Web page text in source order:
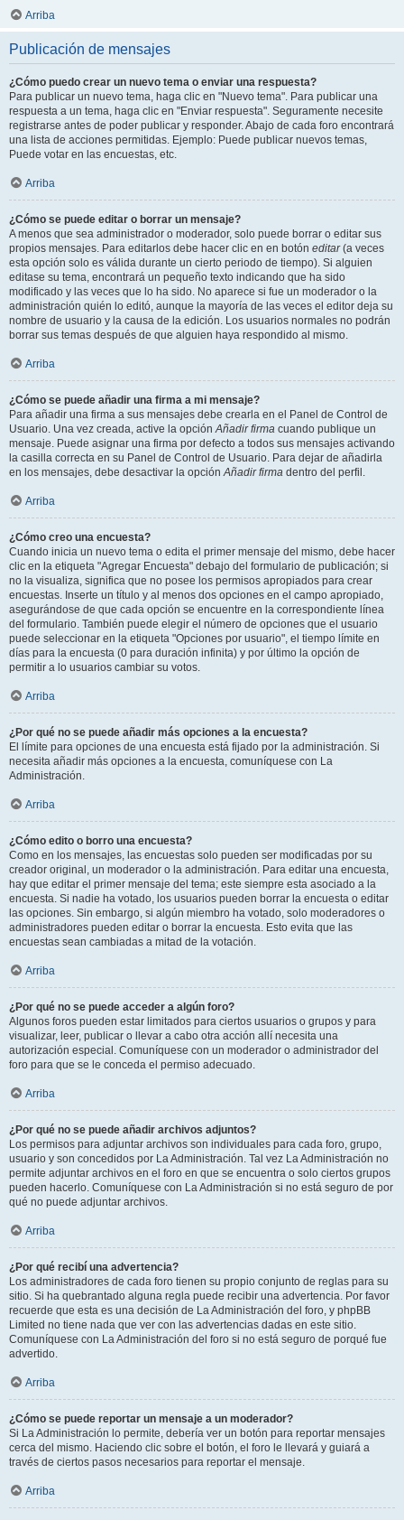
Arriba
Publicación de mensajes
¿Cómo puedo crear un nuevo tema o enviar una respuesta?
Para publicar un nuevo tema, haga clic en "Nuevo tema". Para publicar una
respuesta a un tema, haga clic en "Enviar respuesta". Seguramente necesite
registrarse antes de poder publicar y responder. Abajo de cada foro encontrará
una lista de acciones permitidas. Ejemplo: Puede publicar nuevos temas,
Puede votar en las encuestas, etc.
Arriba
¿Cómo se puede editar o borrar un mensaje?
A menos que sea administrador o moderador, solo puede borrar o editar sus
propios mensajes. Para editarlos debe hacer clic en en botón editar(a veces
esta opción solo es válida durante un cierto periodo de tiempo). Si alguien
editase su tema, encontrará un pequeño texto indicando que ha sido
modificado y las veces que lo ha sido. No aparece si fue un moderador o la
administración quién lo editó, aunque la mayoría de las veces el editor deja su
nombre de usuario y la causa de la edición. Los usuarios normales no podrán
borrar sus temas después de que alguien haya respondido al mismo.
Arriba
¿Cómo se puede añadir una firma a mi mensaje?
Para añadir una firma a sus mensajes debe crearla en el Panel de Control de
Usuario. Una vez creada, active la opciónAñadir firma cuando publique un
mensaje. Puede asignar una firma por defecto a todos sus mensajes activando
la casilla correcta en su Panel de Control de Usuario. Para dejar de añadirla
en los mensajes, debe desactivar la opciónAñadir firma dentro del perfil.
Arriba
¿Cómo creo una encuesta?
Cuando inicia un nuevo tema o edita el primer mensaje del mismo, debe hacer
clic en la etiqueta "Agregar Encuesta" debajo del formulario de publicación; si
no la visualiza, significa que no posee los permisos apropiados para crear
encuestas. Inserte un título y al menos dos opciones en el campo apropiado,
asegurándose de que cada opción se encuentre en la correspondiente línea
del formulario. También puede elegir el número de opciones que el usuario
puede seleccionar en la etiqueta "Opciones por usuario", el tiempo límite en
días para la encuesta (0 para duración infinita) y por último la opción de
permitir a lo usuarios cambiar su votos.
Arriba
¿Por qué no se puede añadir más opciones a la encuesta?
El límite para opciones de una encuesta está fijado por la administración. Si
necesita añadir más opciones a la encuesta, comuníquese con La
Administración.
Arriba
¿Cómo edito o borro una encuesta?
Como en los mensajes, las encuestas solo pueden ser modificadas por su
creador original, un moderador o la administración. Para editar una encuesta,
hay que editar el primer mensaje del tema; este siempre esta asociado a la
encuesta. Si nadie ha votado, los usuarios pueden borrar la encuesta o editar
las opciones. Sin embargo, si algún miembro ha votado, solo moderadores o
administradores pueden editar o borrar la encuesta. Esto evita que las
encuestas sean cambiadas a mitad de la votación.
Arriba
¿Por qué no se puede acceder a algún foro?
Algunos foros pueden estar limitados para ciertos usuarios o grupos y para
visualizar, leer, publicar o llevar a cabo otra acción allí necesita una
autorización especial. Comuníquese con un moderador o administrador del
foro para que se le conceda el permiso adecuado.
Arriba
¿Por qué no se puede añadir archivos adjuntos?
Los permisos para adjuntar archivos son individuales para cada foro, grupo,
usuario y son concedidos por La Administración. Tal vez La Administración no
permite adjuntar archivos en el foro en que se encuentra o solo ciertos grupos
pueden hacerlo. Comuníquese con La Administración si no está seguro de por
qué no puede adjuntar archivos.
Arriba
¿Por qué recibí una advertencia?
Los administradores de cada foro tienen su propio conjunto de reglas para su
sitio. Si ha quebrantado alguna regla puede recibir una advertencia. Por favor
recuerde que esta es una decisión de La Administración del foro, y phpBB
Limited no tiene nada que ver con las advertencias dadas en este sitio.
Comuníquese con La Administración del foro si no está seguro de porqué fue
advertido.
Arriba
¿Cómo se puede reportar un mensaje a un moderador?
Si La Administración lo permite, debería ver un botón para reportar mensajes
cerca del mismo. Haciendo clic sobre el botón, el foro le llevará y guiará a
través de ciertos pasos necesarios para reportar el mensaje.
Arriba